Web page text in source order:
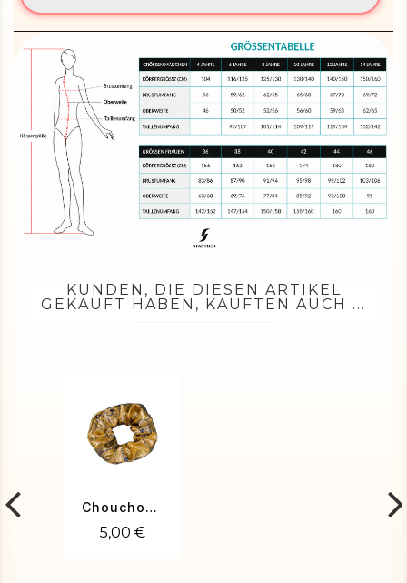
KUNDEN, DIE DIESEN ARTIKEL
GEKAUFT HABEN, KAUFTEN AUCH ...
Chouchou poudré or avec arabesque
5,00 €